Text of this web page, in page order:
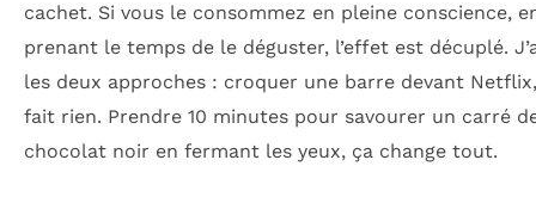
cachet. Si vous le consommez en pleine conscience,
prenant le temps de le déguster, l’effet est décuplé.
les deux approches : croquer une barre devant
fait rien. Prendre 10 minutes pour savourer un carré
chocolat noir en fermant les yeux, ça change tout.